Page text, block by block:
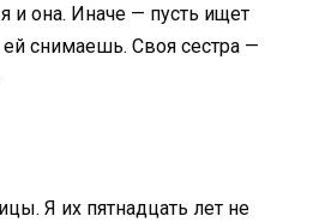
и она. Иначе — пусть ищет
снимаешь. Своя сестра —
Я их пятнадцать лет не